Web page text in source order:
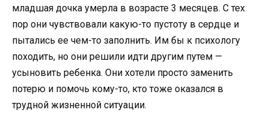
младшая дочка умерла в возрасте 3 месяцев. С тех
пор они чувствовали какую-то пустоту в сердце и
пытались ее чем-то заполнить. Им бы к психологу
походить, но они решили идти другим путем —
усыновить ребенка. Они хотели просто заменить
потерю и помочь кому-то, кто тоже оказался в
трудной жизненной ситуации.